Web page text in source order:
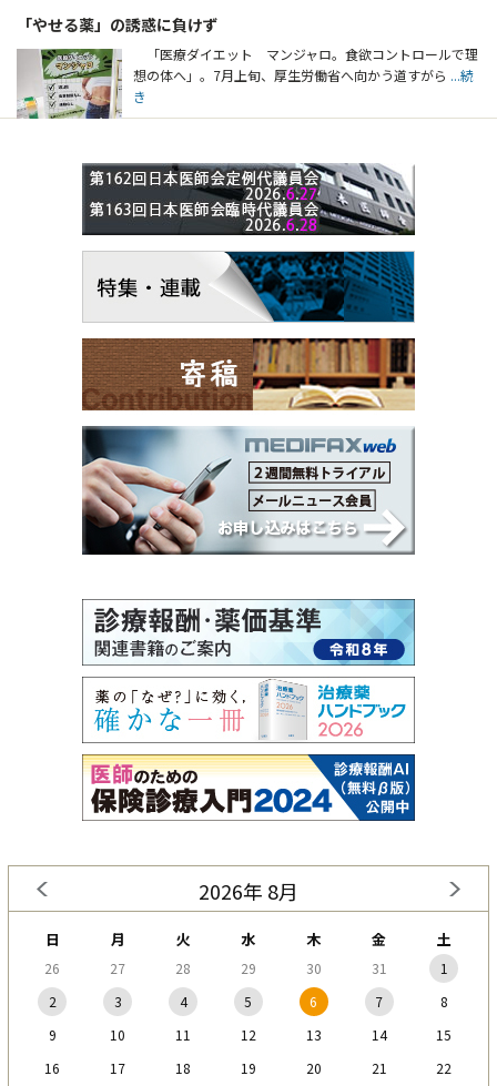
「やせる薬」の誘惑に負けず
「医療ダイエット マンジャロ。食欲コントロールで理
想の体へ」。7月上旬、厚生労働省へ向かう道すがら ...続
き
2026年 8月
日 月 火 水 木 金 土
26 27 28 29 30 31
1
2
3 4 5 6 7
8
9
10 11 12 13 14
15
16
17 18 19 20 21
22